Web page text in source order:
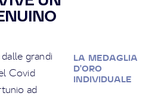
LA MEDAGLIA
D'ORO
INDIVIDUALE
grandi
Covid
ad